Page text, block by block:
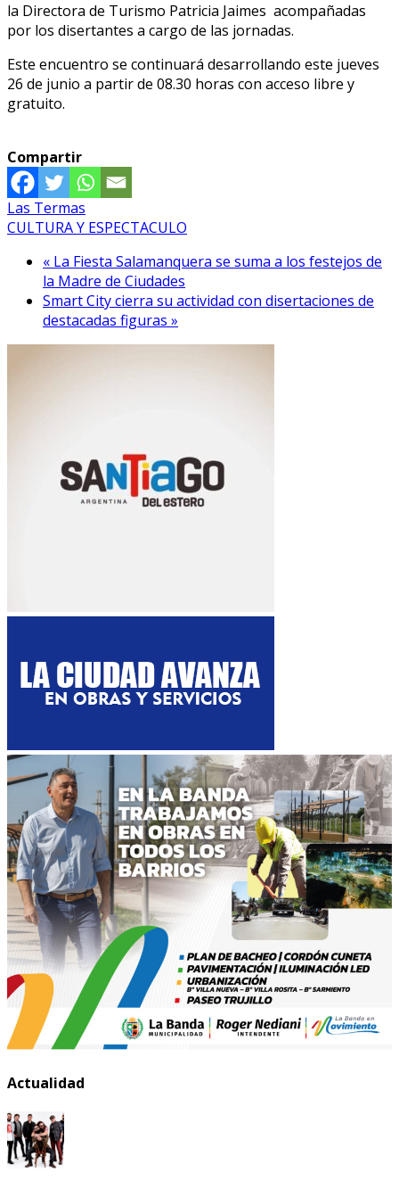
la Directora de Turismo Patricia Jaimes acompañadas
por los disertantes a cargo de las jornadas.
Este encuentro se continuará desarrollando este jueves
26 de junio a partir de 08.30 horas con acceso libre y
gratuito.
Compartir
Las Termas
CULTURA Y ESPECTACULO
« La Fiesta Salamanquera se suma a los festejos de
la Madre de Ciudades
Smart City cierra su actividad con disertaciones de
destacadas figuras »
Actualidad